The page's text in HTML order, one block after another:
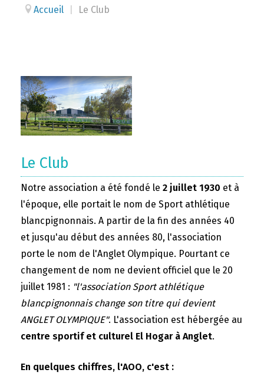
Accueil Le Club
Le Club
Notre association a été fondé le 2 juillet 1930 et à
l'époque, elle portait le nom de Sport athlétique
blancpignonnais. A partir de la fin des années 40
et jusqu'au début des années 80, l'association
porte le nom de l'Anglet Olympique. Pourtant ce
changement de nom ne devient officiel que le 20
juillet 1981 : "l'association Sport athlétique
blancpignonnais change son titre qui devient
ANGLET OLYMPIQUE". L'association est hébergée au
centre sportif et culturel El Hogar à Anglet.
En quelques chiffres, l'AOO, c'est :